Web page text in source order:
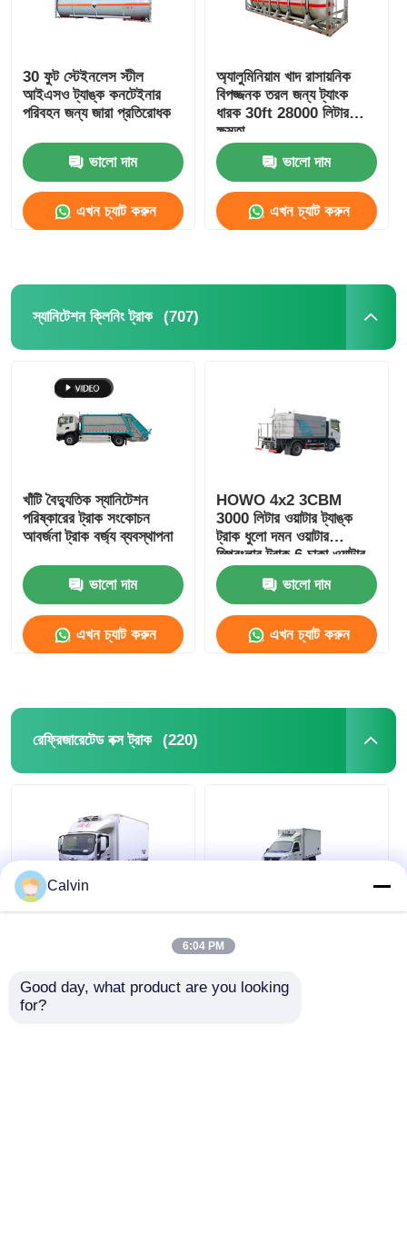
30 ফুট স্টেইনলেস স্টীল
আইএসও ট্যাঙ্ক কনটেইনার
পরিবহন জন্য জারা প্রতিরোধক
ভালো দাম
এখন চ্যাট করুন
অ্যালুমিনিয়াম খাদ রাসায়নিক
বিপজ্জনক তরল জন্য ট্যাংক
ধারক 30ft 28000 লিটার
ক্ষমতা
ভালো দাম
এখন চ্যাট করুন
স্যানিটেশন ক্লিনিং ট্রাক (707)
খাঁটি বৈদ্যুতিক স্যানিটেশন
পরিষ্কারের ট্রাক সংকোচন
আবর্জনা ট্রাক বর্জ্য ব্যবস্থাপনা
ভালো দাম
এখন চ্যাট করুন
HOWO 4x2 3CBM
3000 লিটার ওয়াটার ট্যাঙ্ক
ট্রাক ধুলো দমন ওয়াটার
স্প্রিংলার ট্রাক 6 চাকা ওয়াটার
স্প্রে ট্রাক
ভালো দাম
এখন চ্যাট করুন
রেফ্রিজারেটেড বক্স ট্রাক (220)
রেফ্রিজারেটেড বক্স ট্রাক ফোটন
ট্রাক
ডেলিভারি ট্রাক ৪.২ মিটার পিওর
ইলেকট্রিক রেফ্রিজারেটেড ট্রাক
Calvin
6:04 PM
Good day, what product are you looking
for?